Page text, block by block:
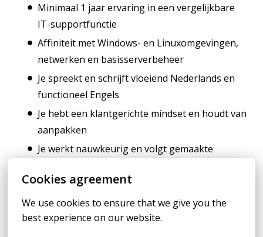
Cookies agreement
We use cookies to ensure that we give you the
best experience on our website.
Minimaal 1 jaar ervaring in een vergelijkbare
IT-supportfunctie
Affiniteit met Windows- en Linuxomgevingen,
netwerken en basisserverbeheer
Je spreekt en schrijft vloeiend Nederlands en
functioneel Engels
Je hebt een klantgerichte mindset en houdt van
aanpakken
Je werkt nauwkeurig en volgt gemaakte
Je kunt goed schakelen onder druk en blijft
kalm bij hectiek